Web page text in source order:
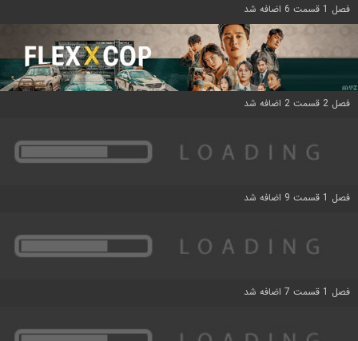
فصل 1 قسمت 6 اضافه شد
فصل 2 قسمت 2 اضافه شد
فصل 1 قسمت 9 اضافه شد
فصل 1 قسمت 7 اضافه شد